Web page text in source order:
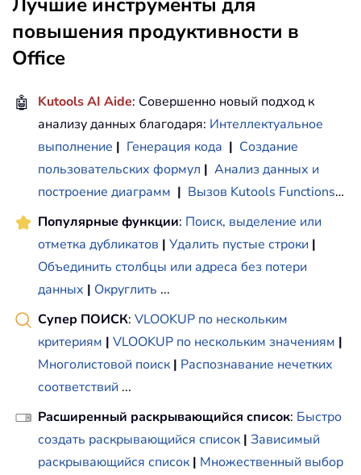
повышения продуктивности в
Office
🤖 Kutools AI Aide: Совершенно новый подход к
анализу данных благодаря: Интеллектуальное
выполнение | Генерация кода | Создание
пользовательских формул | Анализ данных и
построение диаграмм | Вызов Kutools Functions…
Популярные функции: Поиск, выделение или
отметка дубликатов | Удалить пустые строки |
Объединить столбцы или адреса без потери
данных | Округлить ...
Супер ПОИСК: VLOOKUP по нескольким
критериям | VLOOKUP по нескольким значениям |
Многолистовой поиск | Распознавание нечетких
соответствий ...
Расширенный раскрывающийся список: Быстро
создать раскрывающийся список | Зависимый
раскрывающийся список | Множественный выбор